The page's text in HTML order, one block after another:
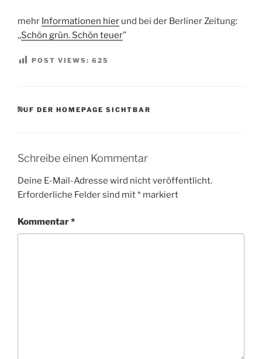
mehr Informationen hier und bei der Berliner Zeitung:
,,Schön grün. Schön teuer”
POST VIEWS: 625
KATEGORIEN
AUF DER HOMEPAGE SICHTBAR
Schreibe einen Kommentar
Deine E-Mail-Adresse wird nicht veröffentlicht.
Erforderliche Felder sind mit* markiert
Kommentar*